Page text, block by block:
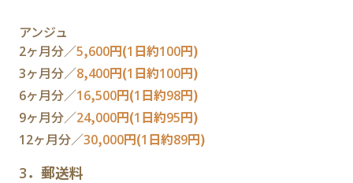
アンジュ
2ヶ月分／5,600円(1日約100円)
3ヶ月分／8,400円(1日約100円)
6ヶ月分／16,500円(1日約98円)
9ヶ月分／24,000円(1日約95円)
12ヶ月分／30,000円(1日約89円)
3．郵送料